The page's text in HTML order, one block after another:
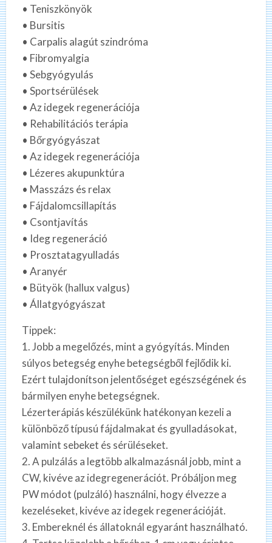
• Teniszkönyök
• Bursitis
• Carpalis alagút szindróma
• Fibromyalgia
• Sebgyógyulás
• Sportsérülések
• Az idegek regenerációja
• Rehabilitációs terápia
• Bőrgyógyászat
• Az idegek regenerációja
• Lézeres akupunktúra
• Masszázs és relax
• Fájdalomcsillapítás
• Csontjavítás
• Ideg regeneráció
• Prosztatagyulladás
• Aranyér
• Bütyök (hallux valgus)
• Állatgyógyászat
Tippek:
1. Jobb a megelőzés, mint a gyógyítás. Minden
súlyos betegség enyhe betegségből fejlődik ki.
Ezért tulajdonítson jelentőséget egészségének és
bármilyen enyhe betegségnek.
Lézerterápiás készülékünk hatékonyan kezeli a
különböző típusú fájdalmakat és gyulladásokat,
valamint sebeket és sérüléseket.
2. A pulzálás a legtöbb alkalmazásnál jobb, mint a
CW, kivéve az idegregenerációt. Próbáljon meg
PW módot (pulzáló) használni, hogy élvezze a
kezeléseket, kivéve az idegek regenerációját.
3. Embereknél és állatoknál egyaránt használható.